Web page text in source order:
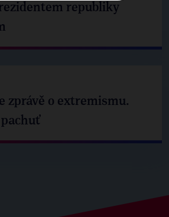
republiky
zprávě o extremismu.